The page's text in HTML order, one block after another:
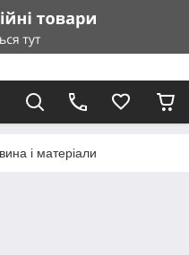
і матеріали